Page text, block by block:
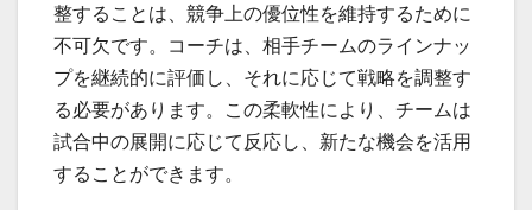
整することは、競争上の優位性を維持するために
不可欠です。コーチは、相手チームのラインナッ
プを継続的に評価し、それに応じて戦略を調整す
る必要があります。この柔軟性により、チームは
試合中の展開に応じて反応し、新たな機会を活用
することができます。